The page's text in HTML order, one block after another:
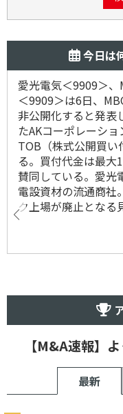
今日は
愛光電気＜9909＞
＜9909＞は6日、
非公開化すると発表
たAKコーポレーシ
TOB（株式公開買い
る。買付代金は最大
賛同している。愛光
電設資材の流通商社
ク上場が廃止となる
【M&A速報】
最新